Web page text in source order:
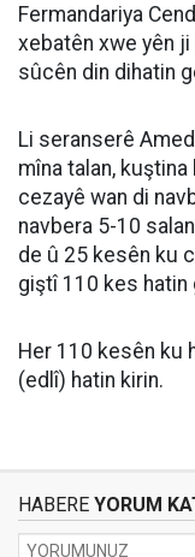
Fermandariya
xebatên xwe yên
sûcên din dihatin
Li seranserê
mîna talan,
cezayê wan di
navbera 5-10
de û 25 kesên ku
giştî 110 kes hatin
Her 110 kesên ku
(edlî) hatin kirin.
HABERE YORUM